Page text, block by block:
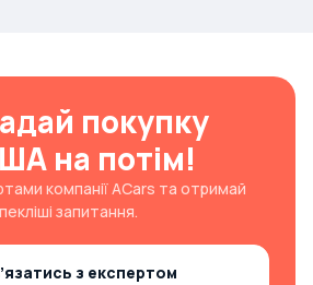
покупку
на потім!
компанії ACars та отримай
запитання.
з експертом